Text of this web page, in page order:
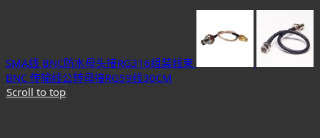
SMA线 BNC防水母头接RG316组装线束
BNC 传输线公转母接RG59线30CM
Scroll to top